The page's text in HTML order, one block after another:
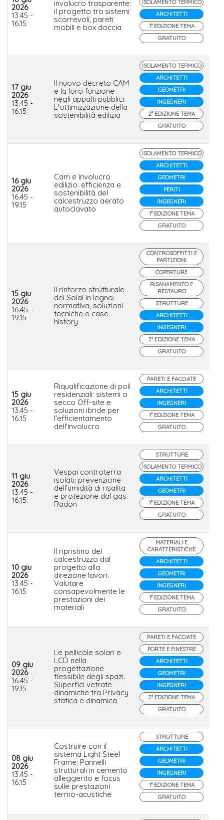
2026
13.45 -
16.15
involucro trasparente:
il progetto tra sistemi
scorrevoli, pareti
mobili e box doccia
ISOLAMENTO TERMICO
ARCHITETTI
1° EDIZIONE TEMA
GRATUITO
17 giu
2026
13.45 -
16.15
Il nuovo decreto CAM
e la loro funzione
negli appalti pubblici.
L'ottimizzazione della
sostenibilità edilizia
ISOLAMENTO TERMICO
ARCHITETTI
GEOMETRI
INGEGNERI
2° EDIZIONE TEMA
GRATUITO
16 giu
2026
16.45 -
19.15
Cam e involucro
edilizio: efficienza e
sostenibilità del
calcestruzzo aerato
autoclavato
ISOLAMENTO TERMICO
ARCHITETTI
GEOMETRI
PERITI
INGEGNERI
1° EDIZIONE TEMA
GRATUITO
15 giu
2026
16.45 -
19.15
Il rinforzo strutturale
dei Solai in legno:
normativa, soluzioni
tecniche e case
history
CONTROSOFFITTI E
PARTIZIONI
COPERTURE
RISANAMENTO E
RESTAURO
STRUTTURE
ARCHITETTI
INGEGNERI
2° EDIZIONE TEMA
GRATUITO
15 giu
2026
13.45 -
16.15
Riqualificazione di poli
residenziali: sistemi a
secco Off-site e
soluzioni ibride per
l'efficientamento
dell'involucro
PARETI E FACCIATE
ARCHITETTI
INGEGNERI
1° EDIZIONE TEMA
GRATUITO
11 giu
2026
13.45 -
16.15
Vespai controterra
isolati: prevenzione
dell’umidità di risalita
e protezione dal gas
Radon
STRUTTURE
ISOLAMENTO TERMICO
ARCHITETTI
GEOMETRI
1° EDIZIONE TEMA
GRATUITO
10 giu
2026
13.45 -
16.15
Il ripristino del
calcestruzzo dal
progetto alla
direzione lavori.
Valutare
consapevolmente le
prestazioni dei
materiali
MATERIALI E
CARATTERISTICHE
ARCHITETTI
GEOMETRI
INGEGNERI
1° EDIZIONE TEMA
GRATUITO
09 giu
2026
16.45 -
19.15
Le pellicole solari e
LCD nella
progettazione
flessibile degli spazi.
Superfici vetrate
dinamiche tra Privacy
statica e dinamica
PARETI E FACCIATE
PORTE E FINESTRE
ARCHITETTI
GEOMETRI
INGEGNERI
2° EDIZIONE TEMA
GRATUITO
08 giu
2026
13.45 -
16.15
Costruire con il
sistema Light Steel
Frame: Pannelli
strutturali in cemento
alleggerito e focus
sulle prestazioni
termo-acustiche
STRUTTURE
ARCHITETTI
GEOMETRI
INGEGNERI
1° EDIZIONE TEMA
GRATUITO